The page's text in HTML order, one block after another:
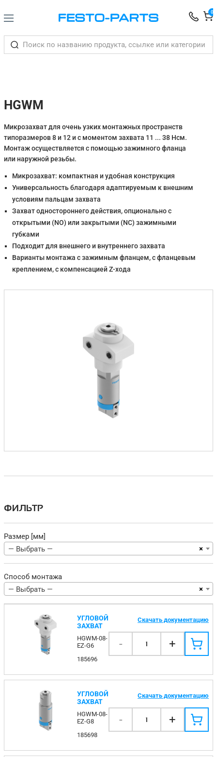
0
HGWM
Микрозахват для очень узких монтажных пространств
типоразмеров 8 и 12 и с моментом захвата 11 ... 38 Нсм.
Монтаж осуществляется с помощью зажимного фланца
или наружной резьбы.
Микрозахват: компактная и удобная конструкция
Универсальность благодаря адаптируемым к внешним
условиям пальцам захвата
Захват одностороннего действия, опционально с
открытыми (NO) или закрытыми (NC) зажимными
губками
Подходит для внешнего и внутреннего захвата
Варианты монтажа с зажимным фланцем, с фланцевым
креплением, с компенсацией Z-хода
ФИЛЬТР
Размер [мм]
×
— Выбрать —
Способ монтажа
×
— Выбрать —
УГЛОВОЙ
ЗАХВАТ
HGWM-08-
EZ-G6
185696
Скачать документацию
- 1 +
УГЛОВОЙ
ЗАХВАТ
HGWM-08-
EZ-G8
185698
Скачать документацию
- 1 +